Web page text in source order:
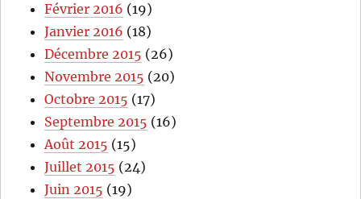
Février 2016 (19)
Janvier 2016 (18)
Décembre 2015 (26)
Novembre 2015 (20)
Octobre 2015 (17)
Septembre 2015 (16)
Août 2015 (15)
Juillet 2015 (24)
Juin 2015 (19)